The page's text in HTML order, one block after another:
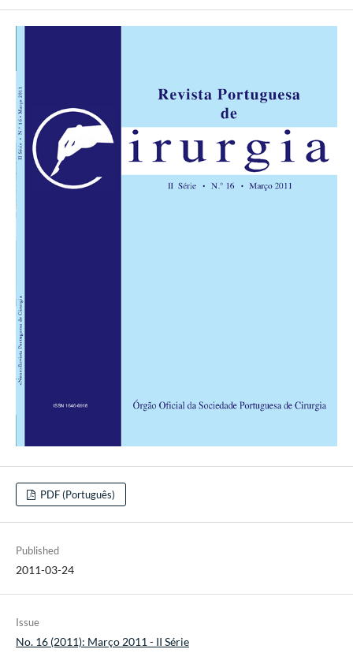
PDF (Português)
Published
2011-03-24
Issue
No. 16 (2011): Março 2011 - II Série